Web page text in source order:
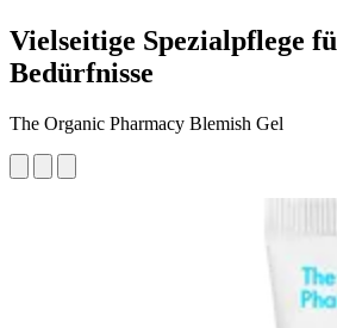
Vielseitige Spezialpflege
Bedürfnisse
The Organic Pharmacy Blemish Gel